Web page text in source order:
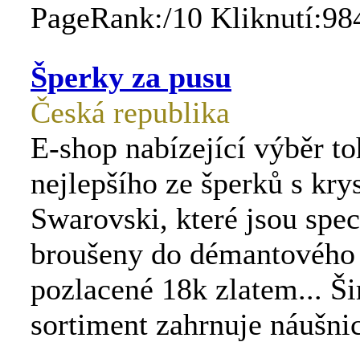
PageRank:/10
Šperky za pusu
Česká republika
E-shop nabízející výběr
nejlepšího ze šperků s
Swarovski, které jsou
broušeny do
pozlacené 18k zlatem...
sortiment zahrnuje